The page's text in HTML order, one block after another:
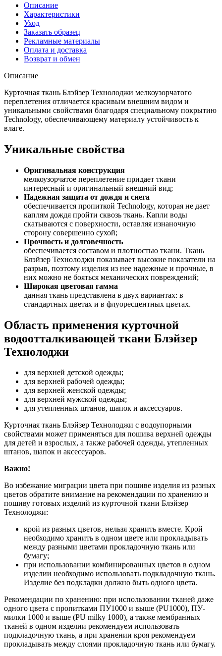
Описание
Характеристики
Уход
Заказать образец
Рекламные материалы
Оплата и доставка
Возврат и обмен
Описание
Курточная ткань Блэйзер Технолоджи мелкоузорчатого
переплетения отличается красивым внешним видом и
уникальными свойствами благодаря специальному покрытию
Technology, обеспечивающему материалу устойчивость к
влаге.
Уникальные свойства
Оригинальная конструкция
мелкоузорчатое переплетение придает ткани
интересный и оригинальный внешний вид;
Надежная защита от дождя и снега
обеспечивается пропиткой Technology, которая не дает
каплям дождя пройти сквозь ткань. Капли воды
скатываются с поверхности, оставляя изнаночную
сторону совершенно сухой;
Прочность и долговечность
обеспечивается составом и плотностью ткани. Ткань
Блэйзер Технолоджи показывает высокие показатели на
разрыв, поэтому изделия из нее надежные и прочные, в
них можно не бояться механических повреждений;
Широкая цветовая гамма
данная ткань представлена в двух вариантах: в
стандартных цветах и в флуоресцентных цветах.
Область применения курточной
водоотталкивающей ткани Блэйзер
Технолоджи
для верхней детской одежды;
для верхней рабочей одежды;
для верхней женской одежды;
для верхней мужской одежды;
для утепленных штанов, шапок и аксессуаров.
Курточная ткань Блэйзер Технолоджи с водоупорными
свойствами может применяться для пошива верхней одежды
для детей и взрослых, а также рабочей одежды, утепленных
штанов, шапок и аксессуаров.
Важно!
Во избежание миграции цвета при пошиве изделия из разных
цветов обратите внимание на рекомендации по хранению и
пошиву готовых изделий из курточной ткани Блэйзер
Технолоджи:
крой из разных цветов, нельзя хранить вместе. Крой
необходимо хранить в одном цвете или прокладывать
между разными цветами прокладочную ткань или
бумагу;
при использовании комбинированных цветов в одном
изделии необходимо использовать подкладочную ткань.
Изделие без подкладки должно быть одного цвета.
Рекомендации по хранению: при использовании тканей даже
одного цвета с пропитками ПУ1000 и выше (PU1000), ПУ-
милки 1000 и выше (PU milky 1000), а также мембранных
тканей в одном изделии рекомендуем использовать
подкладочную ткань, а при хранении кроя рекомендуем
прокладывать между слоями прокладочную ткань или бумагу.